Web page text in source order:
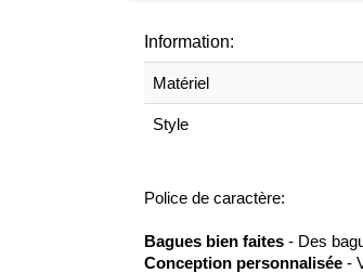
Information:
Matériel
Style
Police de caractère:
Bagues bien faites - Des
Conception personnalisée -